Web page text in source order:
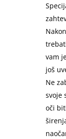
vam
još
Ne
svoje
oči